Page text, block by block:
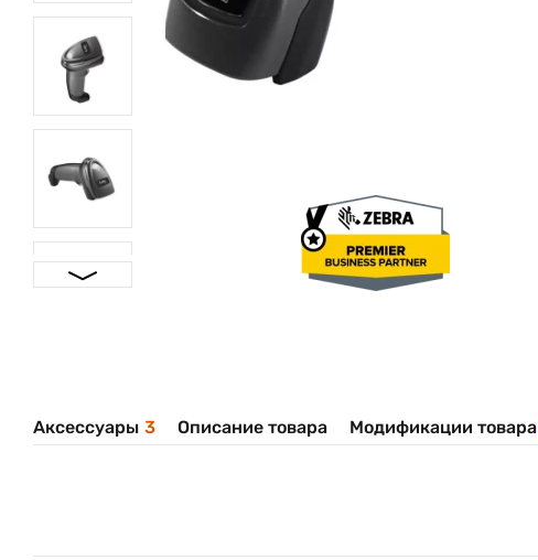
Аксессуары 3 Описание товара Модификации товара